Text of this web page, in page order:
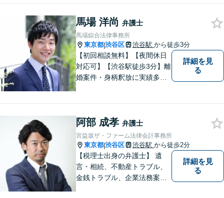
馬場 洋尚 弁護士
馬場綜合法律事務所
東京都|渋谷区 渋谷駅 から徒歩3分
【初回相談無料】【夜間休日
対応可】【渋谷駅徒歩3分】離
婚案件・身柄釈放に実績多数
かりと向き合い、迅速に粘り
強くより良い解決を目指しま
す。お困りの場合、まずはご
相談ください。
詳細を見
る
阿部 成孝 弁護士
宮益坂ザ・ファーム法律会計事務所
東京都|渋谷区 渋谷駅 から徒歩2分
【税理士出身の弁護士】 遺
言・相続、不動産トラブル、
金銭トラブル、企業法務案件
詳細を見
る